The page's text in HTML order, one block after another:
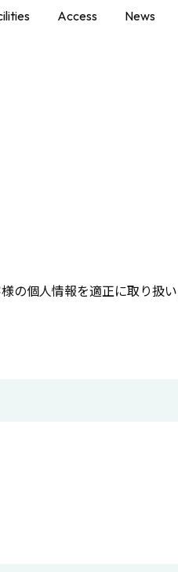
Access News
の個人情報を適正に取り扱い